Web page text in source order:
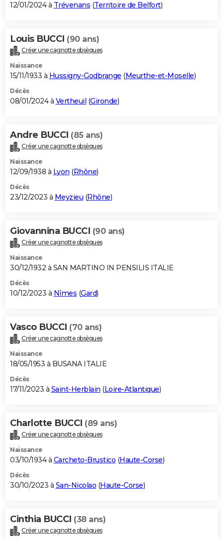
12/01/2024 à Trévenans (Territoire de Belfort)
Louis BUCCI (90 ans)
Créer une cagnotte obsèques
Naissance
15/11/1933 à Hussigny-Godbrange (Meurthe-et-Moselle)
Décès
08/01/2024 à Vertheuil (Gironde)
Andre BUCCI (85 ans)
Créer une cagnotte obsèques
Naissance
12/09/1938 à Lyon (Rhône)
Décès
23/12/2023 à Meyzieu (Rhône)
Giovannina BUCCI (90 ans)
Créer une cagnotte obsèques
Naissance
30/12/1932 à SAN MARTINO IN PENSILIS ITALIE
Décès
10/12/2023 à Nîmes (Gard)
Vasco BUCCI (70 ans)
Créer une cagnotte obsèques
Naissance
18/05/1953 à BUSANA ITALIE
Décès
17/11/2023 à Saint-Herblain (Loire-Atlantique)
Charlotte BUCCI (89 ans)
Créer une cagnotte obsèques
Naissance
03/10/1934 à Carcheto-Brustico (Haute-Corse)
Décès
30/10/2023 à San-Nicolao (Haute-Corse)
Cinthia BUCCI (38 ans)
Créer une cagnotte obsèques